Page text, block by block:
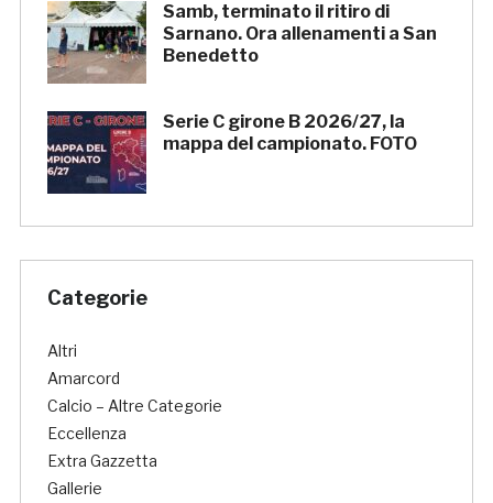
Samb, terminato il ritiro di
Sarnano. Ora allenamenti a San
Benedetto
Serie C girone B 2026/27, la
mappa del campionato. FOTO
Categorie
Altri
Amarcord
Calcio – Altre Categorie
Eccellenza
Extra Gazzetta
Gallerie